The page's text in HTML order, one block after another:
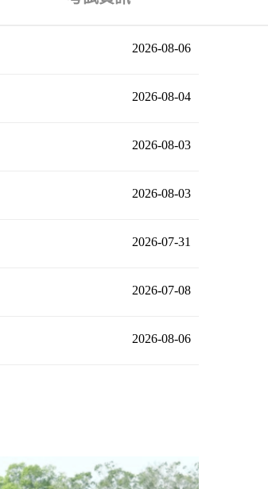
2026-08-06
2026-08-04
2026-08-03
2026-08-03
2026-07-31
2026-07-08
2026-08-06